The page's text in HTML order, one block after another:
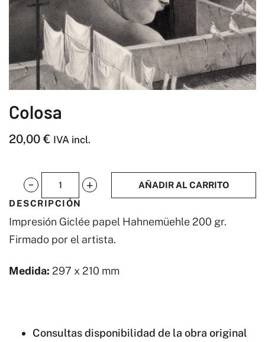
Colosa
20,00€ IVA incl.
Colosa
cantidad
AÑADIR AL CARRITO
DESCRIPCIÓN
Impresión Giclée papel Hahnemüehle 200 gr.
Firmado por el artista.
Medida: 297 x 210 mm
Consultas disponibilidad de la obra original